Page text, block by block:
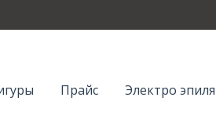
Прайс Электро